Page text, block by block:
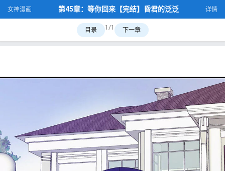
女神漫画 第45章：等你回来【完结】昏君的泛泛 详情
目录 1/1 下一章